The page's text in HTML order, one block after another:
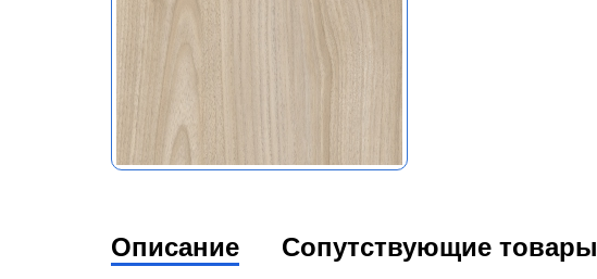
Описание Сопутствующие товары